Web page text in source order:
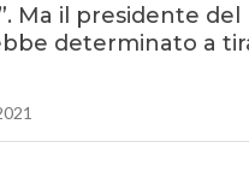
Ma il presidente del
determinato a